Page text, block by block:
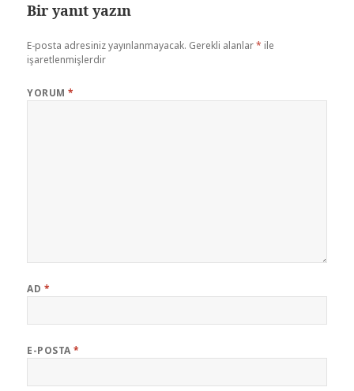
Bir yanıt yazın
E-posta adresiniz yayınlanmayacak. Gerekli alanlar* ile
işaretlenmişlerdir
YORUM*
AD *
E-POSTA*